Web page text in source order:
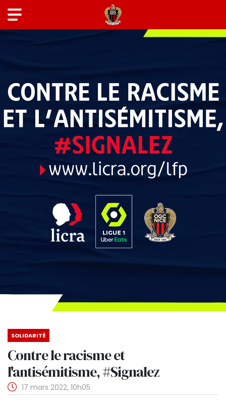
SOLIDARITÉ
Contre le racisme et
l'antisémitisme, #Signalez
17 mars 2022, 10h05